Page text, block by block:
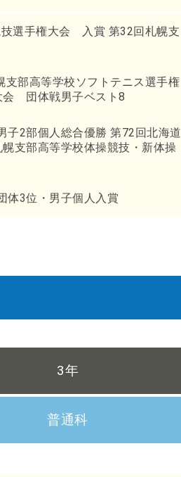
選手権大会 入賞 第32回札幌支
部高等学校ソフトテニス選手権
会 団体戦男子ベスト8
子2部個人総合優勝 第72回北海道
支部高等学校体操競技・新体操
体3位・男子個人入賞
3年
普通科